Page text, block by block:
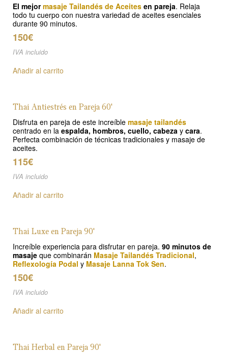
El mejormasaje Tailandés de Aceites en pareja. Relaja
todo tu cuerpo con nuestra variedad de aceites esenciales
durante 90 minutos.
150€
IVA incluido
Añadir al carrito
Thai Antiestrés en Pareja 60'
Disfruta en pareja de este increíble masaje tailandés
centrado en la espalda, hombros, cuello, cabeza y cara.
Perfecta combinación de técnicas tradicionales y masaje de
aceites.
115€
IVA incluido
Añadir al carrito
Thai Luxe en Pareja 90'
Increíble experiencia para disfrutar en pareja. 90 minutos de
masaje que combinarán Masaje Tailandés Tradicional,
Reflexología Podal y Masaje Lanna Tok Sen.
150€
IVA incluido
Añadir al carrito
Thai Herbal en Pareja 90'